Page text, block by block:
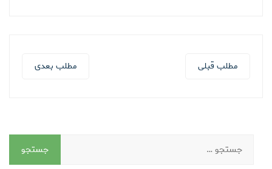
مطلب قبلی مطلب بعدی